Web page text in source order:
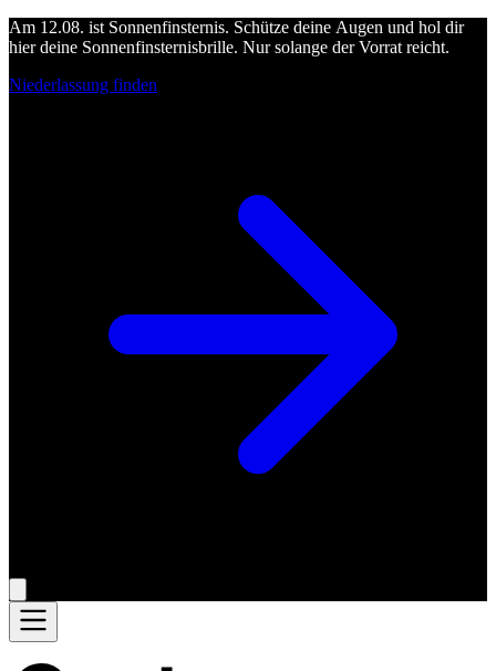
Am 12.08. ist Sonnenfinsternis. Schütze deine Augen und hol dir
hier deine Sonnenfinsternisbrille. Nur solange der Vorrat reicht.
Niederlassung finden